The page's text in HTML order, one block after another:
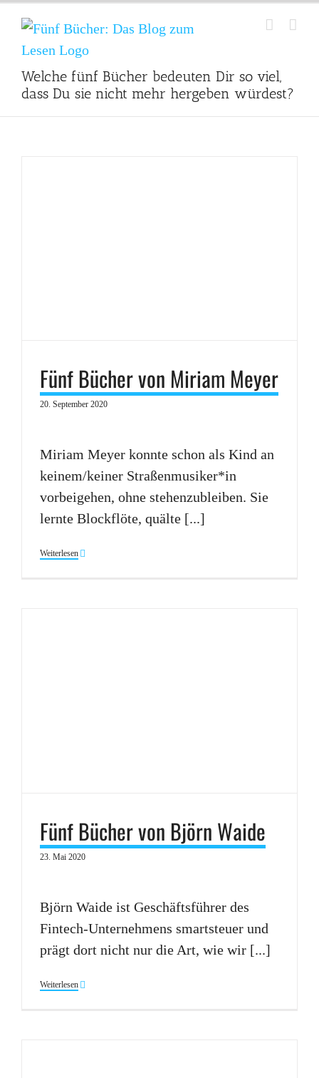
Inhalt
springen
Welche fünf Bücher bedeuten Dir so viel,
dass Du sie nicht mehr hergeben würdest?
Fünf Bücher von Miriam Meyer
20. September 2020
Miriam Meyer konnte schon als Kind an
keinem/keiner Straßenmusiker*in
vorbeigehen, ohne stehenzubleiben. Sie
lernte Blockflöte, quälte [...]
Weiterlesen
Fünf Bücher von Björn Waide
23. Mai 2020
Björn Waide ist Geschäftsführer des
Fintech-Unternehmens smartsteuer und
prägt dort nicht nur die Art, wie wir [...]
Weiterlesen